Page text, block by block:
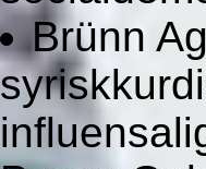
Brünn